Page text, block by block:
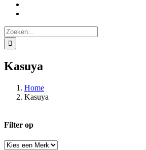
Zoeken
naar:
Kasuya
Home
Kasuya
Filter op